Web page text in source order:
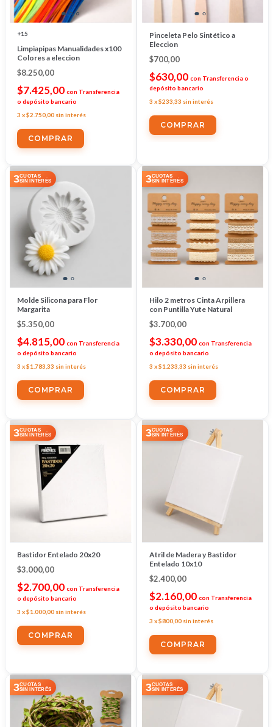
+15
Limpiapipas Manualidades x100
Colores a eleccion
$8.250,00
$7.425,00 con Transferencia
o depósito bancario
3 x$2.750,00 sin interés
COMPRAR
Pinceleta Pelo Sintético a
Eleccion
$700,00
$630,00 con Transferencia o
depósito bancario
3 x$233,33 sin interés
COMPRAR
3CUOTAS
SIN INTERÉS
Molde Silicona para Flor
Margarita
$5.350,00
$4.815,00 con Transferencia
o depósito bancario
3 x$1.783,33 sin interés
3CUOTAS
SIN INTERÉS
Hilo 2 metros Cinta Arpillera
con Puntilla Yute Natural
$3.700,00
$3.330,00 con Transferencia
o depósito bancario
3 x$1.233,33 sin interés
COMPRAR
3CUOTAS
SIN INTERÉS
Bastidor Entelado 20x20
$3.000,00
$2.700,00 con Transferencia
o depósito bancario
3 x$1.000,00 sin interés
3CUOTAS
SIN INTERÉS
Atril de Madera y Bastidor
Entelado 10x10
$2.400,00
$2.160,00 con Transferencia
o depósito bancario
3 x$800,00 sin interés
3CUOTAS
SIN INTERÉS
3CUOTAS
SIN INTERÉS